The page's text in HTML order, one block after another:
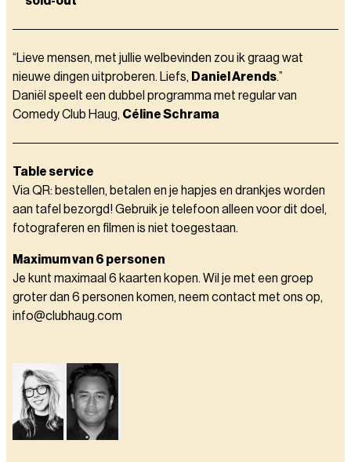
“Lieve mensen, met jullie welbevinden zou ik graag wat
nieuwe dingen uitproberen. Liefs, Daniel Arends.”
Daniël speelt een dubbel programma met regular van
Comedy Club Haug, Céline Schrama
Table service
Via QR: bestellen, betalen en je hapjes en drankjes worden
aan tafel bezorgd! Gebruik je telefoon alleen voor dit doel,
fotograferen en filmen is niet toegestaan.
Maximum van 6 personen
Je kunt maximaal 6 kaarten kopen. Wil je met een groep
groter dan 6 personen komen, neem contact met ons op,
info@clubhaug.com